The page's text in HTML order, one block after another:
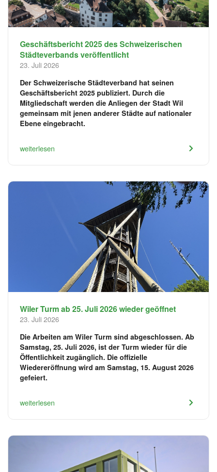
Geschäftsbericht 2025 des Schweizerischen
Städteverbands veröffentlicht
23. Juli 2026
Der Schweizerische Städteverband hat seinen
Geschäftsbericht 2025 publiziert. Durch die
Mitgliedschaft werden die Anliegen der Stadt Wil
gemeinsam mit jenen anderer Städte auf nationaler
Ebene eingebracht.
weiterlesen
Wiler Turm ab 25. Juli 2026 wieder geöffnet
23. Juli 2026
Die Arbeiten am Wiler Turm sind abgeschlossen. Ab
Samstag, 25. Juli 2026, ist der Turm wieder für die
Öffentlichkeit zugänglich. Die offizielle
Wiedereröffnung wird am Samstag, 15. August 2026
gefeiert.
weiterlesen